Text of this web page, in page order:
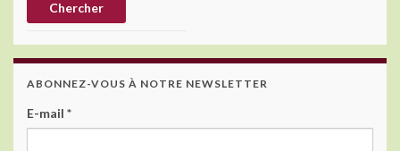
ABONNEZ-VOUS À NOTRE NEWSLETTER
E-mail *